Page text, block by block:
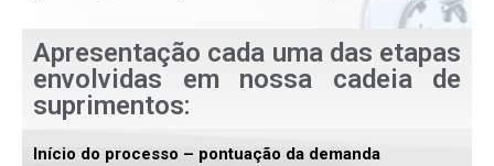
Apresentação cada uma das etapas
envolvidas em nossa cadeia de
suprimentos:
Início do processo – pontuação da demanda